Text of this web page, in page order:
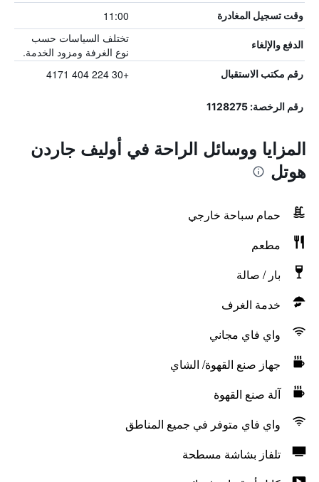
وقت تسجيل المغادرة 11:00
الدفع والإلغاء
تختلف السياسات حسب
نوع الغرفة ومزود الخدمة.
رقم مكتب الاستقبال +30 224 404 4171
رقم الرخصة: 1128275
المزايا ووسائل الراحة في أوليف جاردن
هوتل
حمام سباحة خارجي
مطعم
بار / صالة
خدمة الغرف
واي فاي مجاني
جهاز صنع القهوة/ الشاي
آلة صنع القهوة
واي فاي متوفر في جميع المناطق
تلفاز بشاشة مسطحة